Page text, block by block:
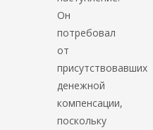
Он
потребовал
от
присутствовавших
денежной
компенсации,
поскольку